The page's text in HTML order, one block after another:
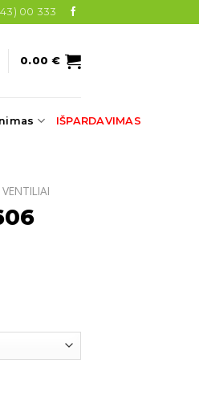
00 333
0.00€
IŠPARDAVIMAS
išorė